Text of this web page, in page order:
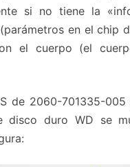
si no tiene la
en el chip
el cuerpo (el
de 2060-701335-
disco duro WD se